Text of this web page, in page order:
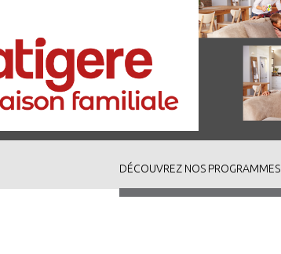
DÉCOUVREZ NOS PROGRAMMES